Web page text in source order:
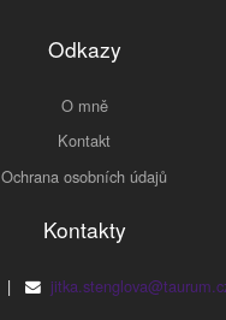
Odkazy
O mně
Kontakt
Ochrana osobních údajů
Kontakty
|